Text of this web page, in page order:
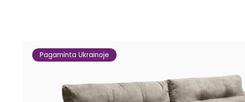
Pagaminta Ukrainoje